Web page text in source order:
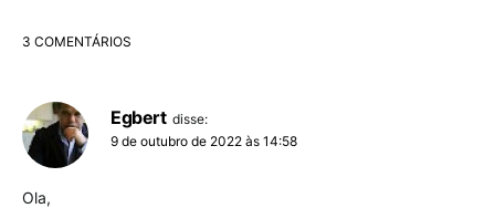
3 COMENTÁRIOS
Egbert disse:
9 de outubro de 2022 às 14:58
Ola,